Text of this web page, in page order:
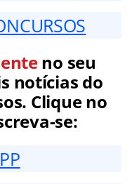
no seu
notícias do
Clique no
se: